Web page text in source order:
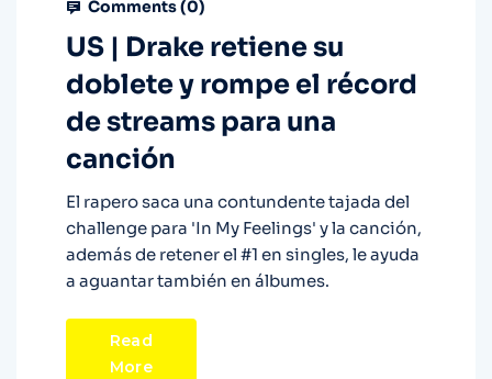
Comments (0)
US | Drake retiene su
doblete y rompe el récord
de streams para una
canción
El rapero saca una contundente tajada del
challenge para 'In My Feelings' y la canción,
además de retener el #1 en singles, le ayuda
a aguantar también en álbumes.
Read
More